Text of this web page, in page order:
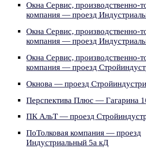
Окна Сервис, производственно-
компания — проезд
Окна Сервис, производственно-
компания — проезд
Окна Сервис, производственно-
компания — проезд
Окнова — проезд
Перспектива Плюс — Гагарина
ПК АльТ — проезд
ПоТолковая компания — проезд
Индустриальный 5а кД